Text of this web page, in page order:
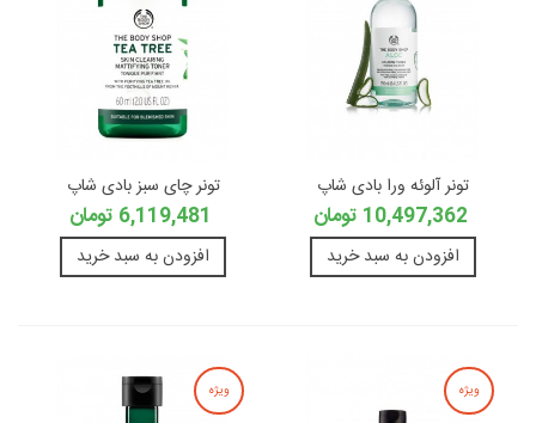
تونر آلوئه ورا بادی شاپ
10,497,362 تومان
افزودن به سبد خرید
تونر چای سبز بادی شاپ
6,119,481 تومان
افزودن به سبد خرید
ویژه ویژه